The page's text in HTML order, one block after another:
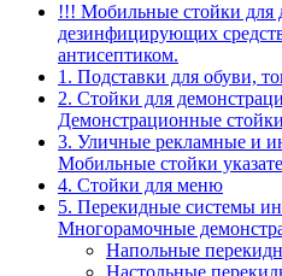
!!! Мобильные стойки для
дезинфицирующих
антисептиком.
1. Подставки для обуви,
2. Стойки для
Демонстрационные
3. Уличные рекламные и
Мобильные стойки
4. Стойки для меню
5. Перекидные системы
Многорамочные
Напольные
Настольные